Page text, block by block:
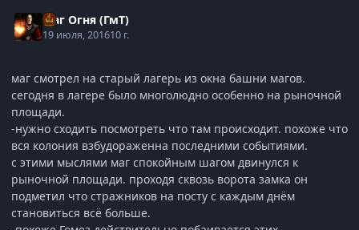
Маг Огня (ГмТ)
19 июля, 201610 г.
маг смотрел на старый лагерь из окна башни магов.
сегодня в лагере было многолюдно особенно на рыночной
площади.
-нужно сходить посмотреть что там происходит. похоже что
вся колония взбудораженна последними событиями.
с этими мыслями маг спокойным шагом двинулся к
рыночной площади. проходя сквозь ворота замка он
подметил что стражников на посту с каждым днём
становиться всё больше.